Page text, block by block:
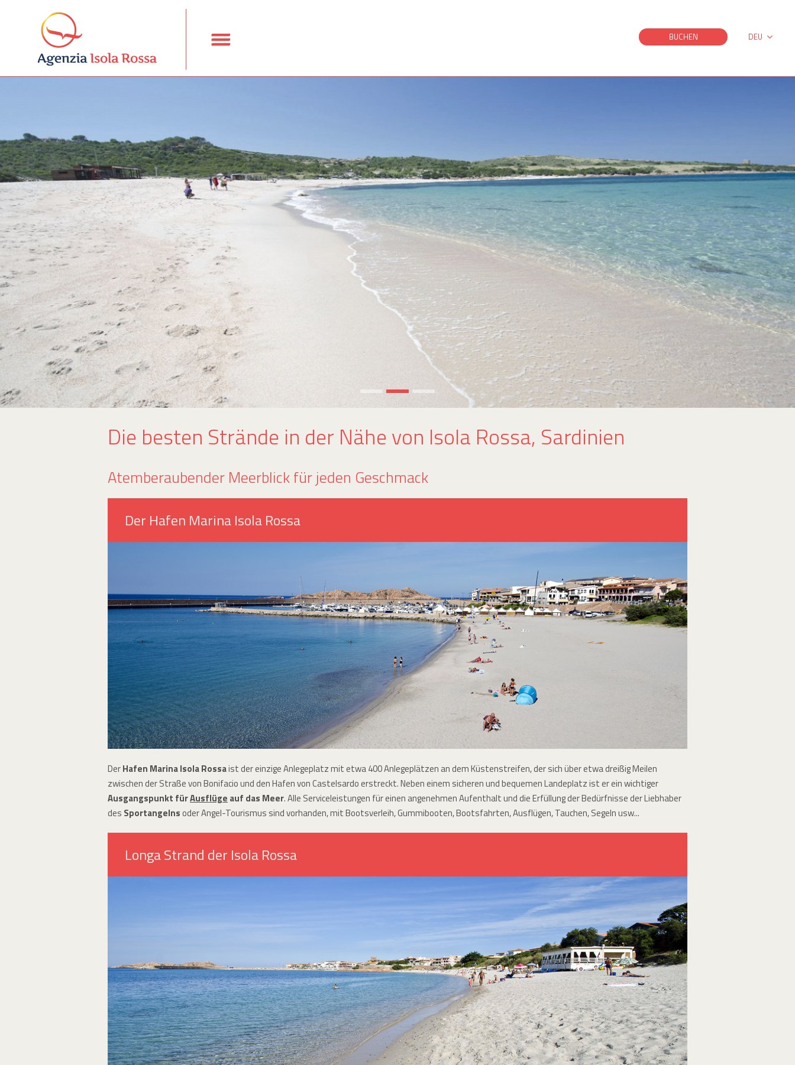
DEU
ENG
BUCHEN
Die besten Strände in der Nähe von Isola Rossa, Sardinien
Atemberaubender Meerblick für jeden Geschmack
Der Hafen Marina Isola Rossa
DerHafen Marina Isola Rossaist der einzige Anlegeplatz mit etwa 400 Anlegeplätzen an dem Küstenstreifen, der sich über etwa dreißig Meilen
zwischen der Straße von Bonifacio und den Hafen von Castelsardo erstreckt. Neben einem sicheren und bequemen Landeplatz ist er ein wichtiger
Ausgangspunkt fürAusflüge auf das Meer. Alle Serviceleistungen für einen angenehmen Aufenthalt und die Erfüllung der Bedürfnisse der Liebhaber
des Sportangelnsoder Angel-Tourismus sind vorhanden, mit Bootsverleih, Gummibooten, Bootsfahrten, Ausflügen, Tauchen, Segeln usw...
Longa Strand der Isola Rossa